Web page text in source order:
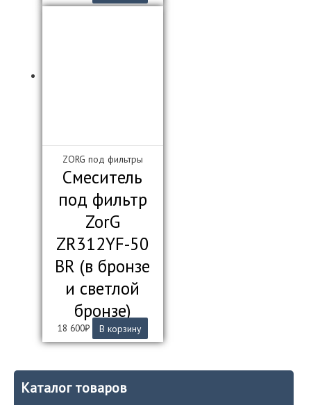
Каталог товаров
ZORG под фильтры
Смеситель
под фильтр
ZorG
ZR312YF-50
BR (в бронзе
и светлой
бронзе)
18 600₽ В корзину